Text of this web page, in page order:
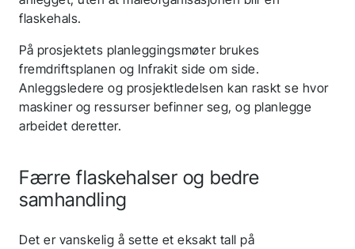
flaskehals.
På prosjektets planleggingsmøter brukes
fremdriftsplanen og Infrakit side om side.
Anleggsledere og prosjektledelsen kan raskt se hvor
maskiner og ressurser befinner seg, og planlegge
arbeidet deretter.
Færre flaskehalser og bedre
samhandling
Det er vanskelig å sette et eksakt tall på